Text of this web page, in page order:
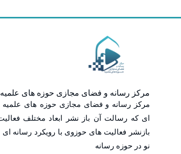
مرکز رسانه و فضای مجازی حوزه های علمیه
مرکز رسانه و فضای مجازی حوزه های علمیه
ای که رسالت آن باز نشر ابعاد مختلف
بازنشر فعالیت های حوزوی با رویکرد رسانه ای
نو در حوزه رسانه